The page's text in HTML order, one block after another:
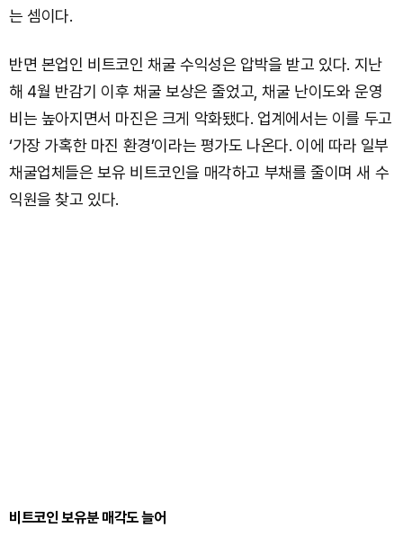
는 셈이다.
반면 본업인 비트코인 채굴 수익성은 압박을 받고 있다. 지난
해 4월 반감기 이후 채굴 보상은 줄었고, 채굴 난이도와 운영
비는 높아지면서 마진은 크게 악화됐다. 업계에서는 이를 두고
‘가장 가혹한 마진 환경’이라는 평가도 나온다. 이에 따라 일부
채굴업체들은 보유 비트코인을 매각하고 부채를 줄이며 새 수
익원을 찾고 있다.
비트코인 보유분 매각도 늘어